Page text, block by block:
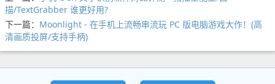
描/TextGrabber 谁更好用?
下一篇： Moonlight - 在手机上流畅串流玩 PC 版电脑游戏大作！(高
清画质投屏/支持手柄)